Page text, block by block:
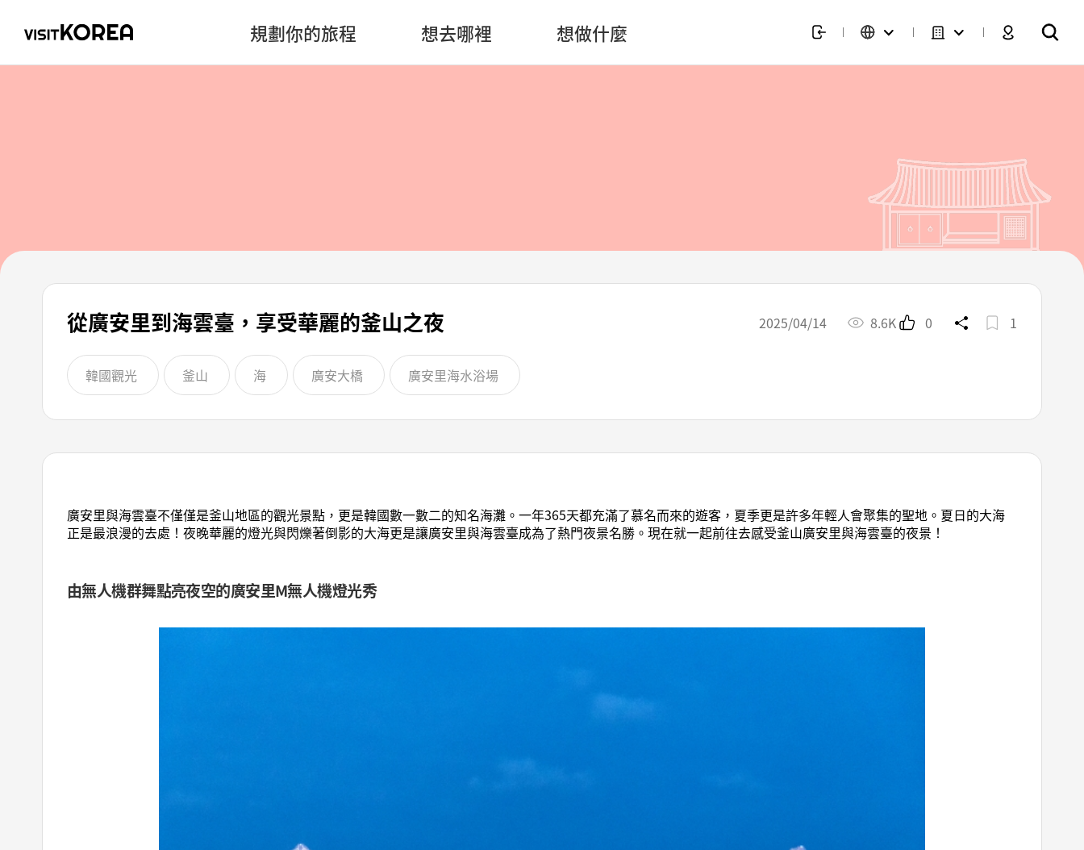
規劃你的旅程 想去哪裡 想做什麼
從廣安里到海雲臺，享受華麗的釜山之夜 2025/04/14 8.6K 0 1
韓國觀光 釜山 海 廣安大橋 廣安里海水浴場
廣安里與海雲臺不僅僅是釜山地區的觀光景點，更是韓國數一數二的知名海灘。一年365天都充滿了慕名而來的遊客，夏季更是許多年輕人會聚集的聖地。夏日的大海
正是最浪漫的去處！夜晚華麗的燈光與閃爍著倒影的大海更是讓廣安里與海雲臺成為了熱門夜景名勝。現在就一起前往去感受釜山廣安里與海雲臺的夜景！
由無人機群舞點亮夜空的廣安里M無人機燈光秀